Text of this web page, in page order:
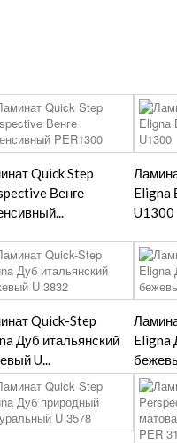
Quick Step
Венге
Eligna
U1300
Quick-Step
Дуб итальянский
U...
Eligna